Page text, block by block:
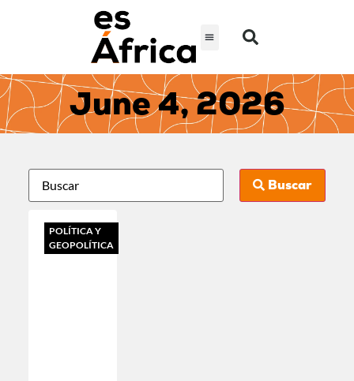
June 4, 2026
Buscar
POLÍTICA Y
GEOPOLÍTICA